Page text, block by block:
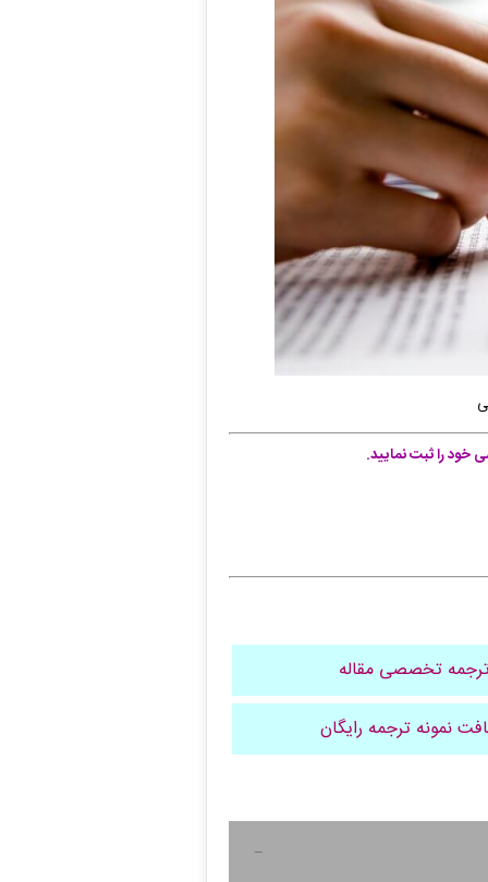
را ثبت نمایید.
تخصصی مقاله
نمونه ترجمه رایگان